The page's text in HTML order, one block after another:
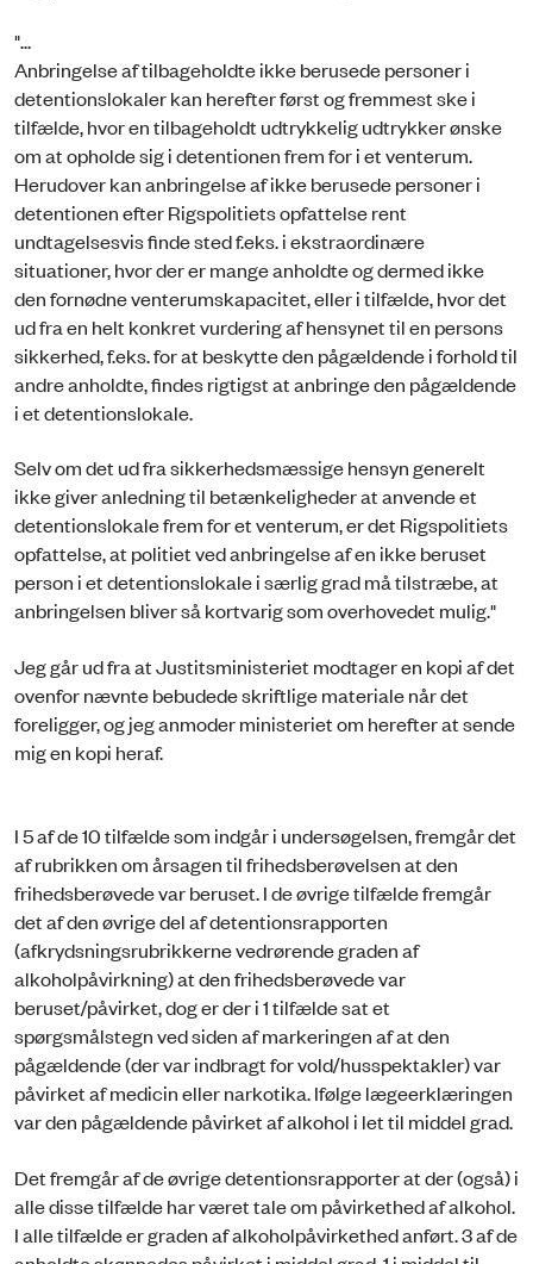
"...
Anbringelse af tilbageholdte ikke berusede personer i
detentionslokaler kan herefter først og fremmest ske i
tilfælde, hvor en tilbageholdt udtrykkelig udtrykker ønske
om at opholde sig i detentionen frem for i et venterum.
Herudover kan anbringelse af ikke berusede personer i
detentionen efter Rigspolitiets opfattelse rent
undtagelsesvis finde sted f.eks. i ekstraordinære
situationer, hvor der er mange anholdte og dermed ikke
den fornødne venterumskapacitet, eller i tilfælde, hvor det
ud fra en helt konkret vurdering af hensynet til en persons
sikkerhed, f.eks. for at beskytte den pågældende i forhold til
andre anholdte, findes rigtigst at anbringe den pågældende
i et detentionslokale.
Selv om det ud fra sikkerhedsmæssige hensyn generelt
ikke giver anledning til betænkeligheder at anvende et
detentionslokale frem for et venterum, er det Rigspolitiets
opfattelse, at politiet ved anbringelse af en ikke beruset
person i et detentionslokale i særlig grad må tilstræbe, at
anbringelsen bliver så kortvarig som overhovedet mulig."
Jeg går ud fra at Justitsministeriet modtager en kopi af det
ovenfor nævnte bebudede skriftlige materiale når det
foreligger, og jeg anmoder ministeriet om herefter at sende
mig en kopi heraf.
I 5 af de 10 tilfælde som indgår i undersøgelsen, fremgår det
af rubrikken om årsagen til frihedsberøvelsen at den
frihedsberøvede var beruset. I de øvrige tilfælde fremgår
det af den øvrige del af detentionsrapporten
(afkrydsningsrubrikkerne vedrørende graden af
alkoholpåvirkning) at den frihedsberøvede var
beruset/påvirket, dog er der i 1 tilfælde sat et
spørgsmålstegn ved siden af markeringen af at den
pågældende (der var indbragt for vold/husspektakler) var
påvirket af medicin eller narkotika. Ifølge lægeerklæringen
var den pågældende påvirket af alkohol i let til middel grad.
Det fremgår af de øvrige detentionsrapporter at der (også) i
alle disse tilfælde har været tale om påvirkethed af alkohol.
I alle tilfælde er graden af alkoholpåvirkethed anført. 3 af de